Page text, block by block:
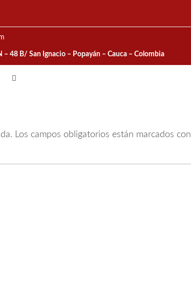
– 48 B/ San Ignacio – Popayán – Cauca – Colombia
Los campos obligatorios están marcados con